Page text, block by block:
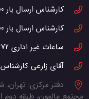
کارشناس ارسال بار
کارشناس ارسال بار
ساعات غیر اداری
آقای زارعی کارشناس
دفتر مرکزی: تهران،
مجتمع مالمون، طبقه دوم